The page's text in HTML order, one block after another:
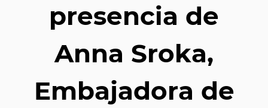
presencia de
Anna Sroka,
Embajadora de